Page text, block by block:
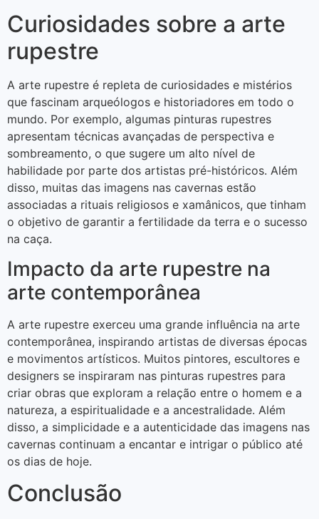
Curiosidades sobre a arte
rupestre
A arte rupestre é repleta de curiosidades e mistérios
que fascinam arqueólogos e historiadores em todo o
mundo. Por exemplo, algumas pinturas rupestres
apresentam técnicas avançadas de perspectiva e
sombreamento, o que sugere um alto nível de
habilidade por parte dos artistas pré-históricos. Além
disso, muitas das imagens nas cavernas estão
associadas a rituais religiosos e xamânicos, que tinham
o objetivo de garantir a fertilidade da terra e o sucesso
na caça.
Impacto da arte rupestre na
arte contemporânea
A arte rupestre exerceu uma grande influência na arte
contemporânea, inspirando artistas de diversas épocas
e movimentos artísticos. Muitos pintores, escultores e
designers se inspiraram nas pinturas rupestres para
criar obras que exploram a relação entre o homem e a
natureza, a espiritualidade e a ancestralidade. Além
disso, a simplicidade e a autenticidade das imagens nas
cavernas continuam a encantar e intrigar o público até
os dias de hoje.
Conclusão